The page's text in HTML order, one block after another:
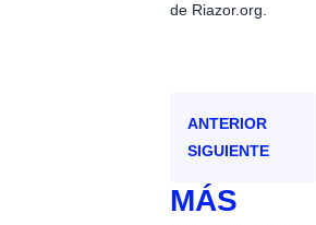
de Riazor.org.
ANTERIOR
SIGUIENTE
MÁS